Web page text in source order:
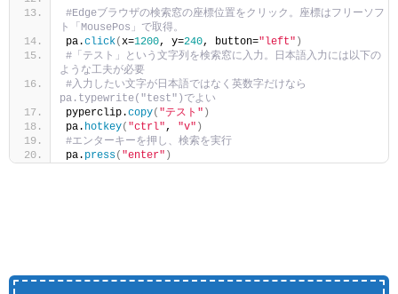
#Edgeブラウザの検索窓の座標位置をクリック。座標はフリーソフ
ト「MousePos」で取得。
pa.click(x=1200, y=240, button="left" )
#「テスト」という文字列を検索窓に入力。日本語入力には以下の
ような工夫が必要
#入力したい文字が日本語ではなく英数字だけなら
pa.typewrite("test")でよい
pyperclip.copy( "テスト" )
pa. hotkey( "ctrl", "v" )
#エンターキーを押し、検索を実行
pa. press( "enter" )